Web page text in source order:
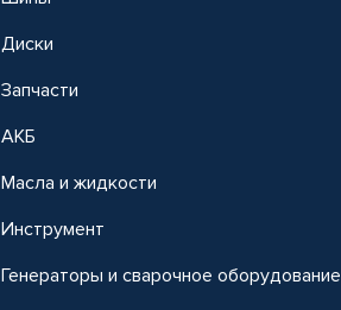
Диски
Запчасти
АКБ
Масла и жидкости
Инструмент
Генераторы и сварочное оборудование